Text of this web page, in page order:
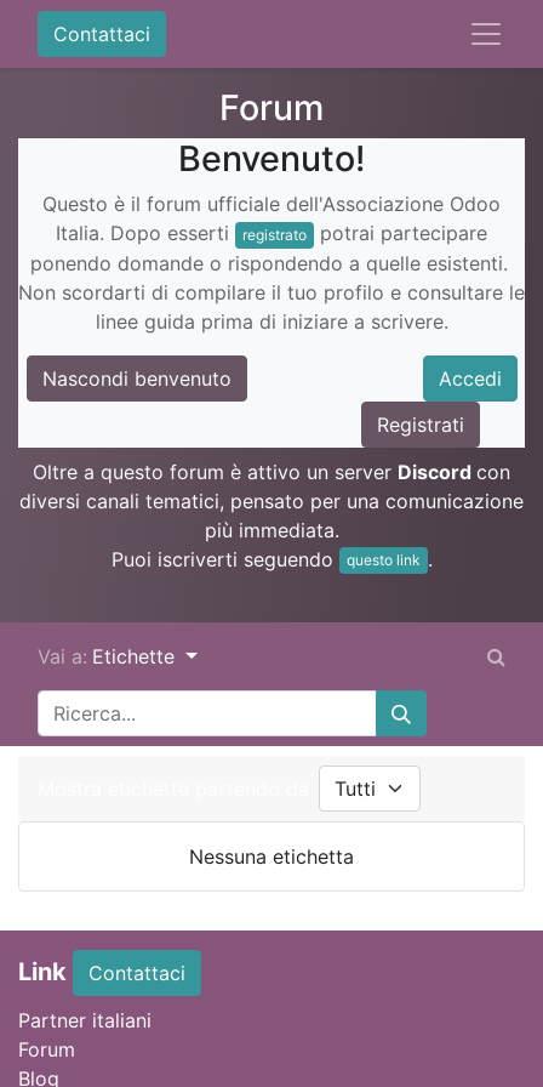
Contattaci
Forum
Benvenuto!
Questo è il forum ufficiale dell'Associazione Odoo
Italia. Dopo esserti
registrato
potrai partecipare
ponendo domande o rispondendo a quelle esistenti.
Non scordarti di compilare il tuo profilo e consultare le
linee guida prima di iniziare a scrivere.
Nascondi benvenuto
Accedi
Registrati
Oltre a questo forum è attivo un server Discord con
diversi canali tematici, pensato per una comunicazione
più immediata.
Puoi iscriverti seguendo
questo link .
Vai a: Etichette
Nessuna etichetta
Link
Contattaci
Partner italiani
Forum
Blog